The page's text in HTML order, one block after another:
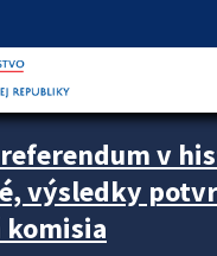
obsah
posun upútavok
v
výsledky